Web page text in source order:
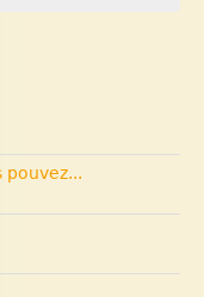
pouvez...